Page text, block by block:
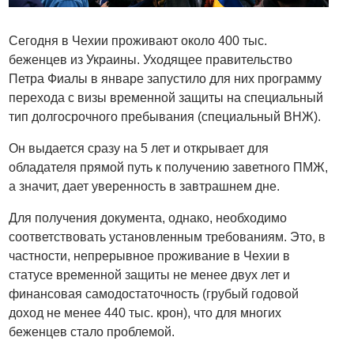
Сегодня в Чехии проживают около 400 тыс.
беженцев из Украины. Уходящее правительство
Петра Фиалы в январе запустило для них программу
перехода с визы временной защиты на специальный
тип долгосрочного пребывания (специальный ВНЖ).
Он выдается сразу на 5 лет и открывает для
обладателя прямой путь к получению заветного ПМЖ,
а значит, дает уверенность в завтрашнем дне.
Для получения документа, однако, необходимо
соответствовать установленным требованиям. Это, в
частности, непрерывное проживание в Чехии в
статусе временной защиты не менее двух лет и
финансовая самодостаточность (грубый годовой
доход не менее 440 тыс. крон), что для многих
беженцев стало проблемой.